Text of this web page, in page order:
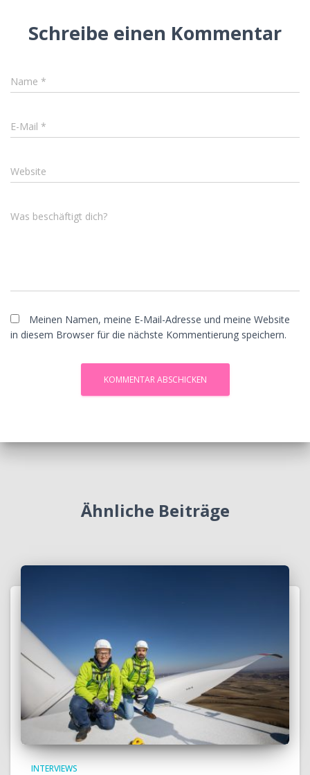
Schreibe einen Kommentar
Name *
E-Mail *
Website
Was beschäftigt dich?
Meinen Namen, meine E-Mail-Adresse und meine Website
in diesem Browser für die nächste Kommentierung speichern.
Ähnliche Beiträge
INTERVIEWS